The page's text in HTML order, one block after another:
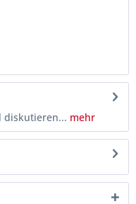
diskutieren... mehr